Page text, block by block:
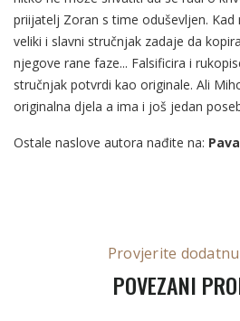
priijatelj Zoran s time oduševljen. Kad
veliki i slavni stručnjak zadaje da
njegove rane faze... Falsificira i
stručnjak potvrdi kao originale. Ali
originalna djela a ima i još jedan
Ostale naslove autora nađite na:
Provjerite
POVEZANI